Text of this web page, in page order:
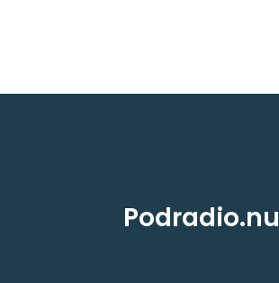
Podradio.nu